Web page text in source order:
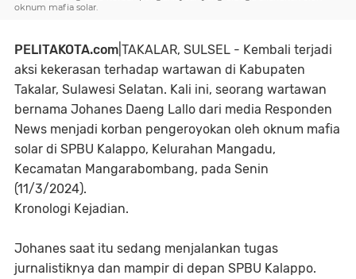
oknum mafia solar.
PELITAKOTA.com |TAKALAR, SULSEL - Kembali terjadi
aksi kekerasan terhadap wartawan di Kabupaten
Takalar, Sulawesi Selatan. Kali ini, seorang wartawan
bernama Johanes Daeng Lallo dari media Responden
News menjadi korban pengeroyokan oleh oknum mafia
solar di SPBU Kalappo, Kelurahan Mangadu,
Kecamatan Mangarabombang, pada Senin
(11/3/2024).
Kronologi Kejadian.
Johanes saat itu sedang menjalankan tugas
jurnalistiknya dan mampir di depan SPBU Kalappo.